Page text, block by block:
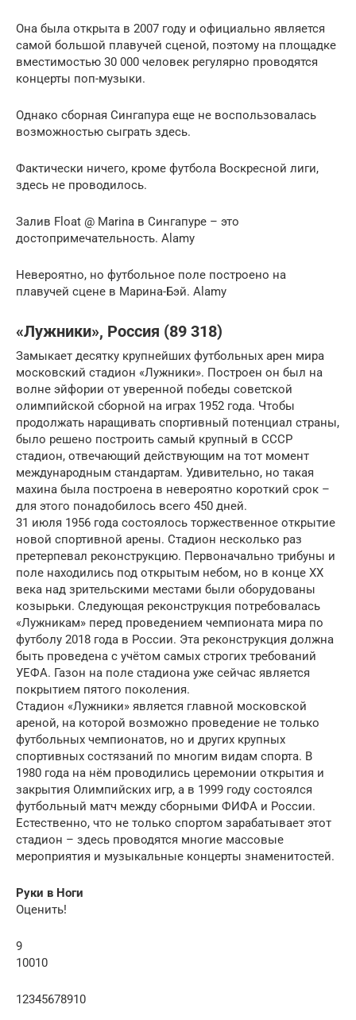
Она была открыта в 2007 году и официально является
самой большой плавучей сценой, поэтому на площадке
вместимостью 30 000 человек регулярно проводятся
концерты поп-музыки.
Однако сборная Сингапура еще не воспользовалась
возможностью сыграть здесь.
Фактически ничего, кроме футбола Воскресной лиги,
здесь не проводилось.
Залив Float @ Marina в Сингапуре – это
достопримечательность. Alamy
Невероятно, но футбольное поле построено на
плавучей сцене в Марина-Бэй. Alamy
«Лужники», Россия (89 318)
Замыкает десятку крупнейших футбольных арен мира
московский стадион «Лужники». Построен он был на
волне эйфории от уверенной победы советской
олимпийской сборной на играх 1952 года. Чтобы
продолжать наращивать спортивный потенциал страны,
было решено построить самый крупный в СССР
стадион, отвечающий действующим на тот момент
международным стандартам. Удивительно, но такая
махина была построена в невероятно короткий срок –
для этого понадобилось всего 450 дней.
31 июля 1956 года состоялось торжественное открытие
новой спортивной арены. Стадион несколько раз
претерпевал реконструкцию. Первоначально трибуны и
поле находились под открытым небом, но в конце XX
века над зрительскими местами были оборудованы
козырьки. Следующая реконструкция потребовалась
«Лужникам» перед проведением чемпионата мира по
футболу 2018 года в России. Эта реконструкция должна
быть проведена с учётом самых строгих требований
УЕФА. Газон на поле стадиона уже сейчас является
покрытием пятого поколения.
Стадион «Лужники» является главной московской
ареной, на которой возможно проведение не только
футбольных чемпионатов, но и других крупных
спортивных состязаний по многим видам спорта. В
1980 года на нём проводились церемонии открытия и
закрытия Олимпийских игр, а в 1999 году состоялся
футбольный матч между сборными ФИФА и России.
Естественно, что не только спортом зарабатывает этот
стадион – здесь проводятся многие массовые
мероприятия и музыкальные концерты знаменитостей.
Руки в Ноги
Оценить!
9
10010
12345678910